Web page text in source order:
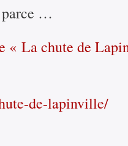
parce …
« La chute de
de-lapinville/